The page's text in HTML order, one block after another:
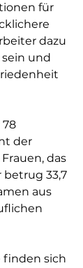
für
dazu
und
der
das
33,7
aus
finden sich